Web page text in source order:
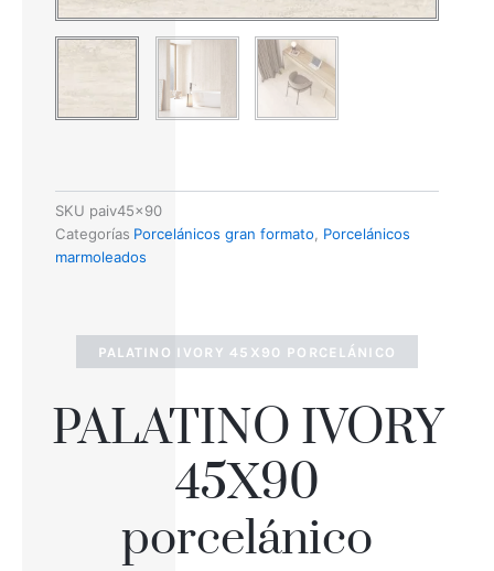
SKU paiv45x90
Categorías Porcelánicos gran formato Porcelánicos
marmoleados
PALATINO IVORY 45X90 PORCELÁNICO
PALATINO IVORY
45X90
porcelánico